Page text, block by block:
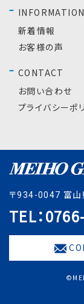
INFORMATION
新着情報
お客様の声
CONTACT
お問い合わせ
プライバシーポ
〒934-0047 富
TEL：